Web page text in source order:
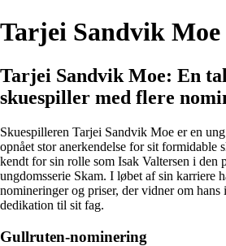
Tarjei Sandvik Moe
Tarjei Sandvik Moe: En
skuespiller med flere
Skuespilleren Tarjei Sandvik Moe er en
opnået stor anerkendelse for sit formidable
kendt for sin rolle som Isak Valtersen i den
ungdomsserie Skam. I løbet af sin karriere
nomineringer og priser, der vidner om hans
dedikation til sit fag.
Gullruten-nominering